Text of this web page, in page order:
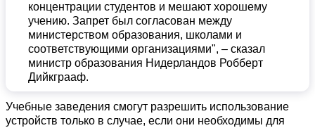
концентрации студентов и мешают хорошему
учению. Запрет был согласован между
министерством образования, школами и
соответствующими организациями", – сказал
министр образования Нидерландов Робберт
Дийкграаф.
Учебные заведения смогут разрешить использование
устройств только в случае, если они необходимы для